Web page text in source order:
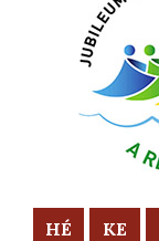
HÉ KE